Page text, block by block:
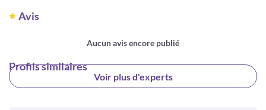
Avis
Aucun avis encore publié
Profils similaires
Voir plus d'experts